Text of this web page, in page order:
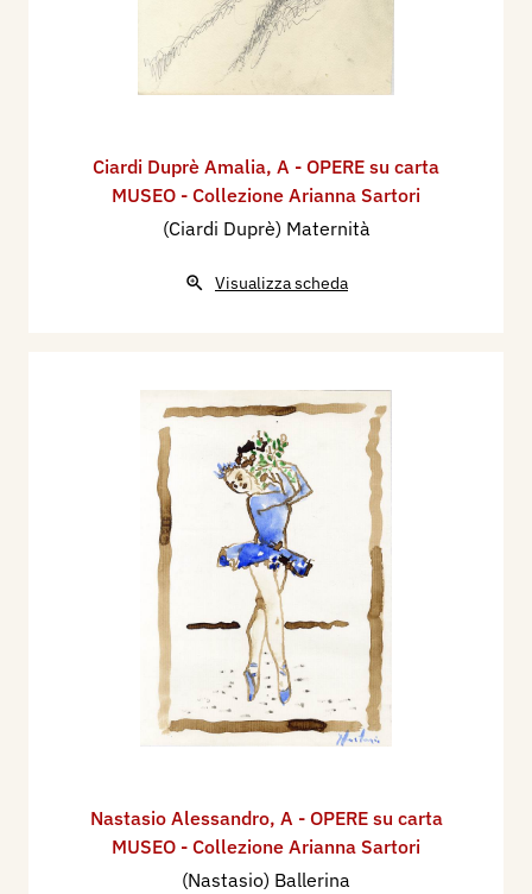
Ciardi Duprè Amalia, A - OPERE su carta
MUSEO - Collezione Arianna Sartori
(Ciardi Duprè) Maternità
Visualizza scheda
Nastasio Alessandro, A - OPERE su carta
MUSEO - Collezione Arianna Sartori
(Nastasio) Ballerina